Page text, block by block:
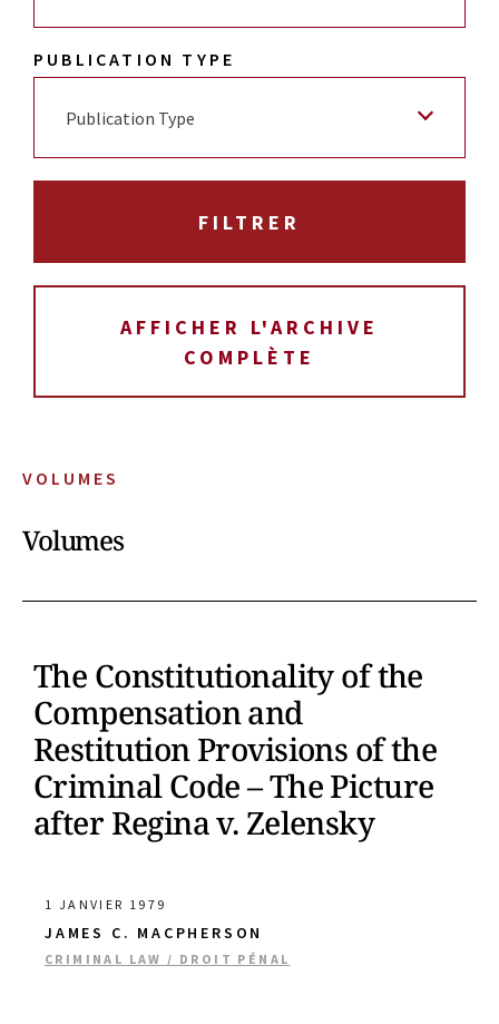
VOLUMES
Volumes
The Constitutionality of the
Compensation and
Restitution Provisions of the
Criminal Code – The Picture
after Regina v. Zelensky
1 JANVIER 1979
JAMES C. MACPHERSON
CRIMINAL LAW / DROIT PÉNAL
PUBLICATION TYPE
Publication Type
AFFICHER L'ARCHIVE
COMPLÈTE